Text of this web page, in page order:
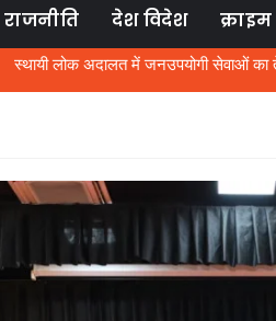
राजनीति देश विदेश क्राइम
काशीपुर में बर्थडे पार्टी में महिलाओं से छेड़छाड़
एमबीपीजी कॉलेज में प्रवेश परीक्षा की
जघन्य अपराध के आधार पर राजेश गुलाटी की